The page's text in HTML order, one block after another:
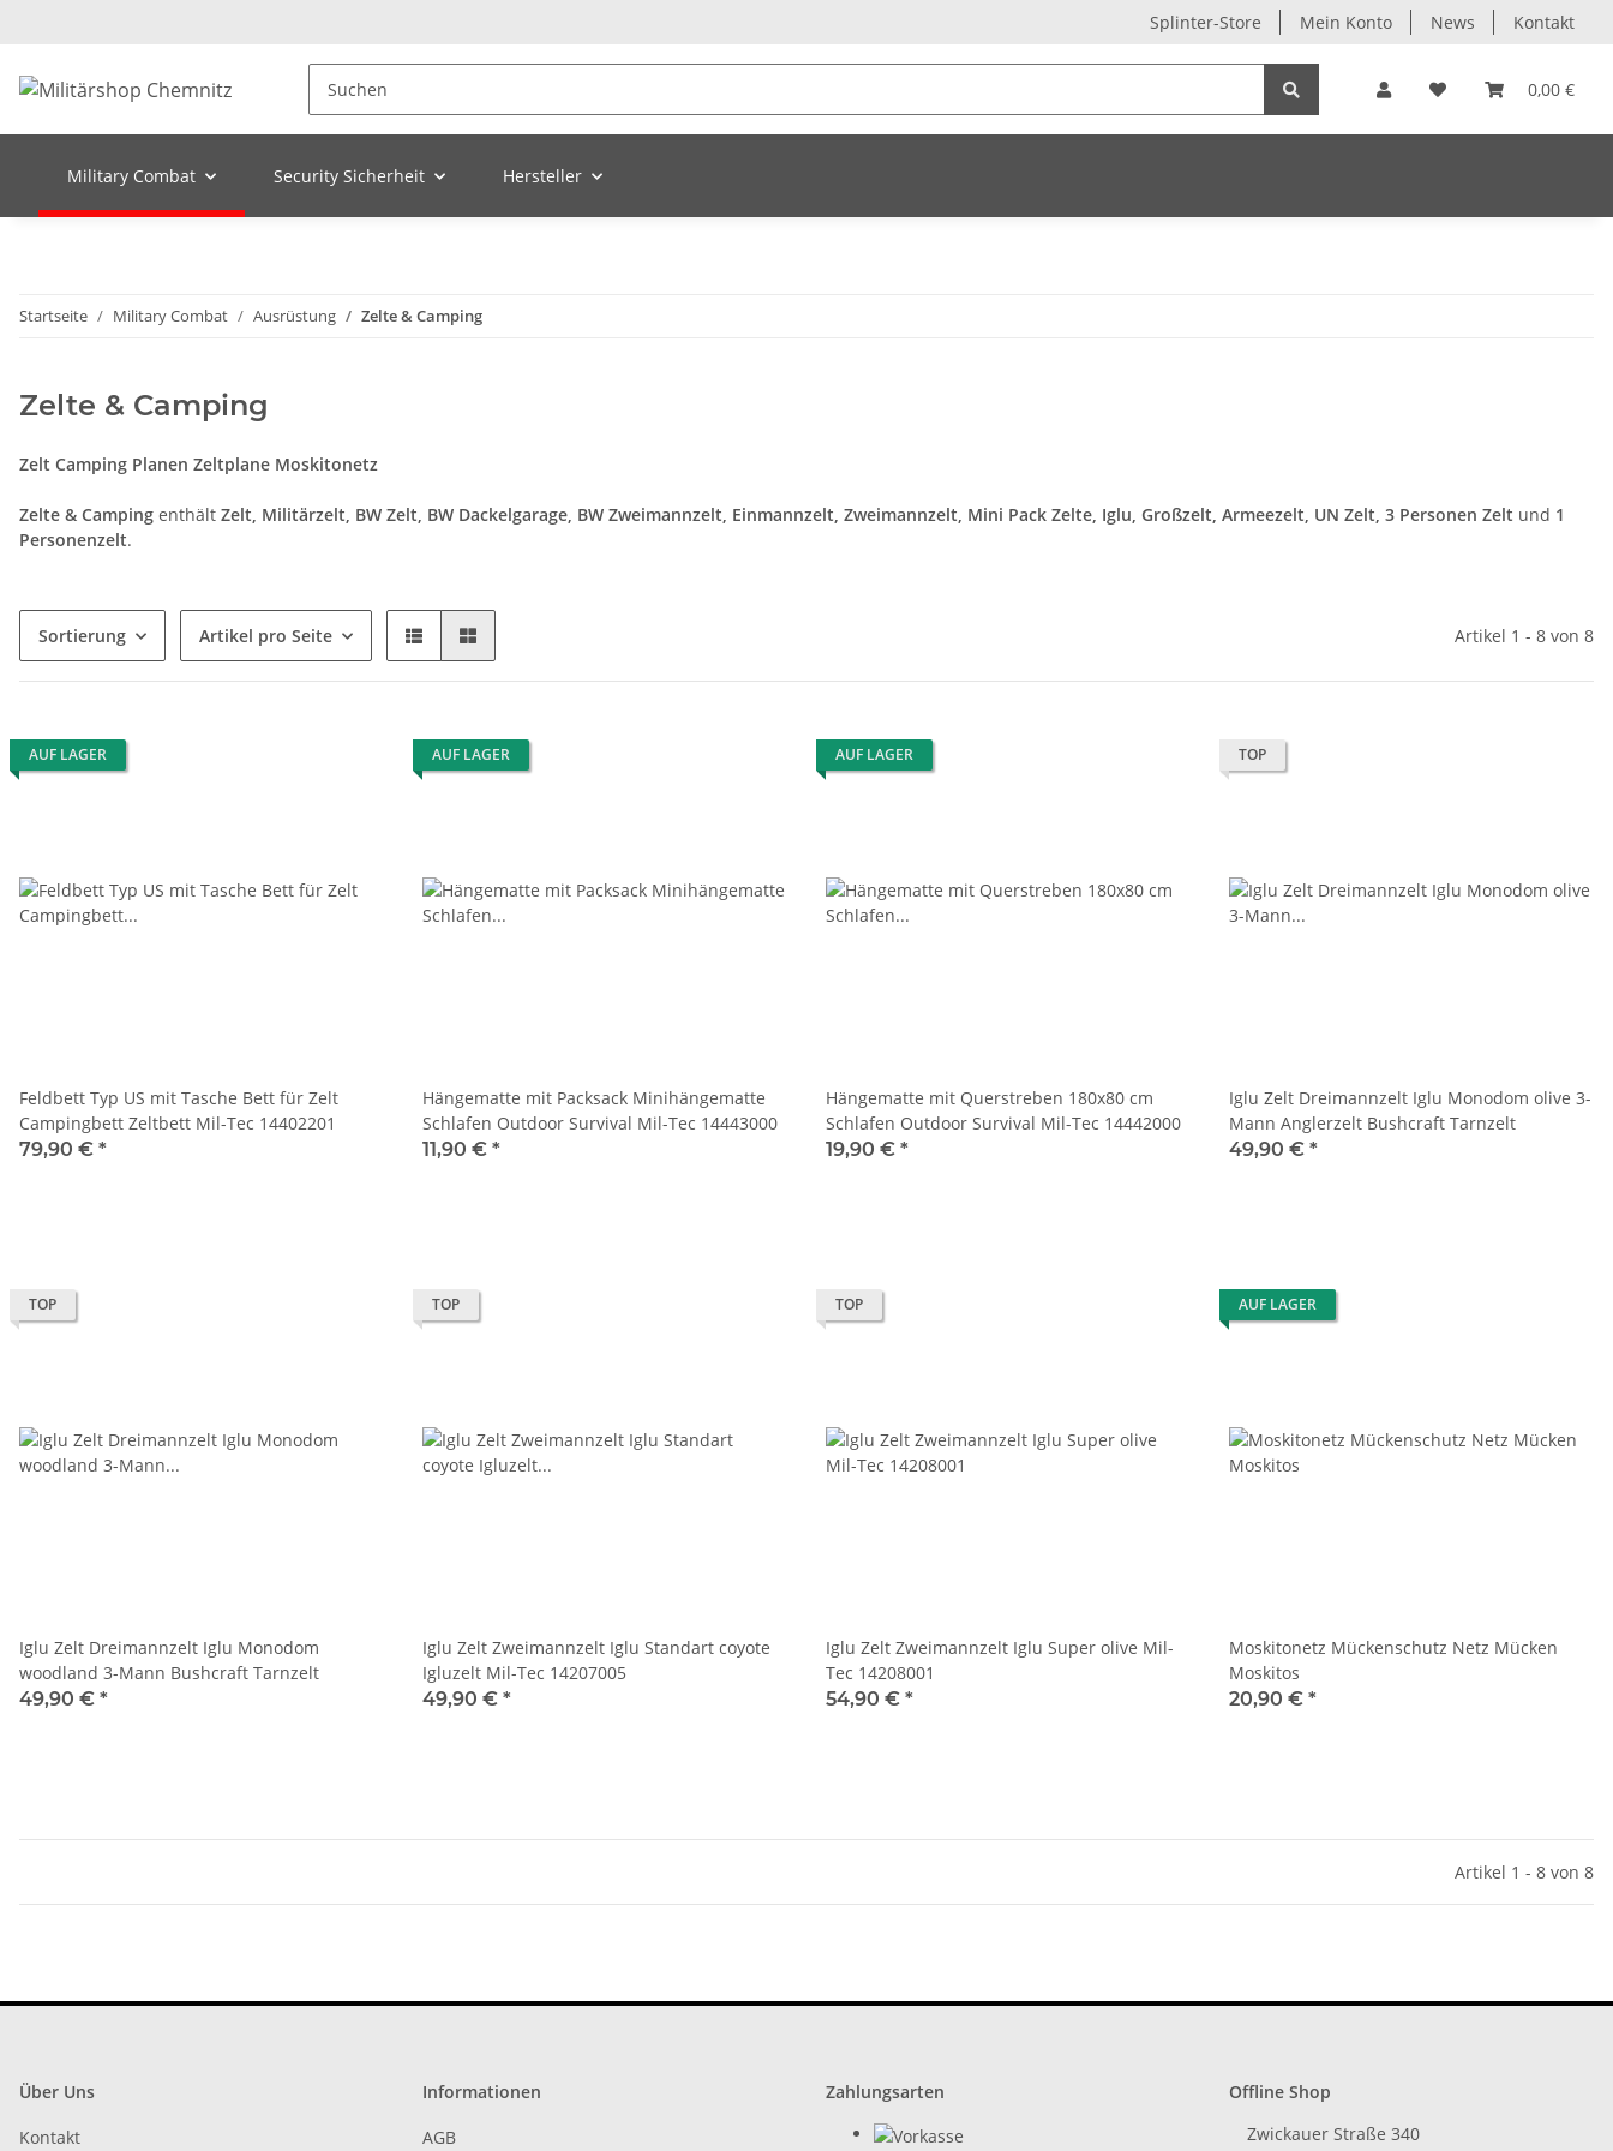
Splinter-Store Mein Konto News Kontakt
0,00 €
Military Combat Security Sicherheit Hersteller
Startseite Military Combat Ausrüstung Zelte & Camping
Zelte & Camping
Zelt Camping Planen Zeltplane Moskitonetz
Zelte & Camping enthält Zelt, Militärzelt, BW Zelt, BW Dackelgarage, BW Zweimannzelt, Einmannzelt, Zweimannzelt, Mini Pack Zelte, Iglu, Großzelt, Armeezelt, UN Zelt, 3 Personen Zelt und 1
Personenzelt.
Sortierung Artikel pro Seite Artikel 1 - 8 von 8
AUF LAGER
Feldbett Typ US mit Tasche Bett für Zelt
Campingbett Zeltbett Mil-Tec 14402201
79,90 € *
AUF LAGER
Hängematte mit Packsack Minihängematte
Schlafen Outdoor Survival Mil-Tec 14443000
11,90 € *
AUF LAGER
Hängematte mit Querstreben 180x80 cm
Schlafen Outdoor Survival Mil-Tec 14442000
19,90 € *
TOP
Iglu Zelt Dreimannzelt Iglu Monodom olive 3-
Mann Anglerzelt Bushcraft Tarnzelt
49,90 € *
TOP
Iglu Zelt Dreimannzelt Iglu Monodom
woodland 3-Mann Bushcraft Tarnzelt
49,90 € *
TOP
Iglu Zelt Zweimannzelt Iglu Standart coyote
Igluzelt Mil-Tec 14207005
49,90 € *
TOP
Iglu Zelt Zweimannzelt Iglu Super olive Mil-
Tec 14208001
54,90 € *
AUF LAGER
Moskitonetz Mückenschutz Netz Mücken
Moskitos
20,90 € *
Artikel 1 - 8 von 8
Über Uns
Kontakt
Informationen
AGB
Zahlungsarten
Offline Shop
Zwickauer Straße 340